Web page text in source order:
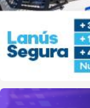
malvinas